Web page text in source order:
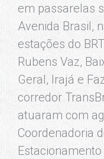
em passarelas
Avenida Brasil,
estações do
Rubens Vaz,
Geral, Irajá e
corredor
atuaram com
Coordenadoria